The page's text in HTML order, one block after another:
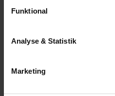
gewährleisten.
Für die Darstellung
und Inhalte aufgrund Ihres
Zwecke zur Analyse und
Funktional
Analyse & Statistik
Marketing
so gut.